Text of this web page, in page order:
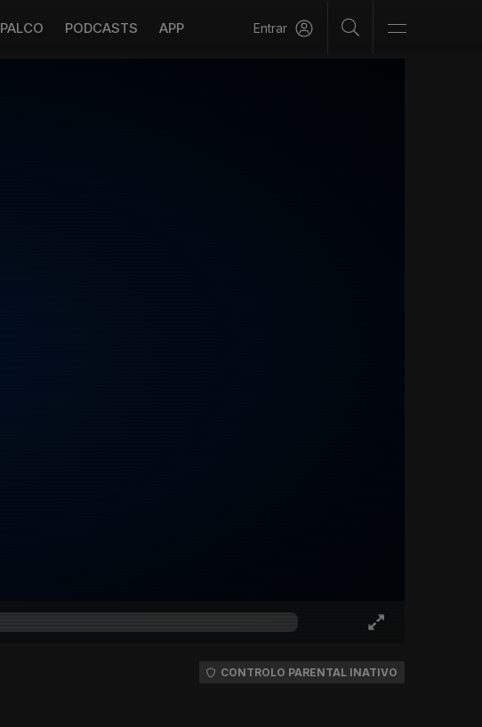
PALCO PODCASTS APP Entrar
CONTROLO PARENTAL INATIVO